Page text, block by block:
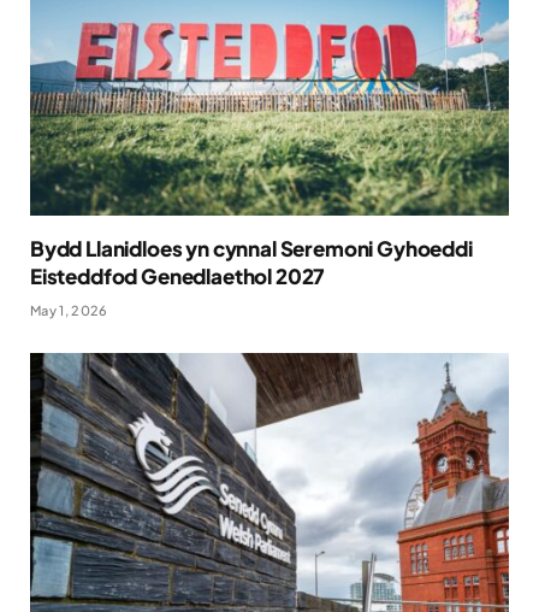
Bydd Llanidloes yn cynnal Seremoni Gyhoeddi
Eisteddfod Genedlaethol 2027
May 1, 2026